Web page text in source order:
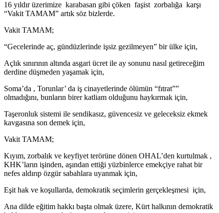
16 yıldır üzerimize karabasan gibi çöken faşist zorbalığa karşı
“Vakit TAMAM” artık söz bizlerde.
Vakit TAMAM;
“Gecelerinde aç, gündüzlerinde işsiz gezilmeyen” bir ülke için,
Açlık sınırının altında asgari ücret ile ay sonunu nasıl getireceğim
derdine düşmeden yaşamak için,
Soma’da , Torunlar’ da iş cinayetlerinde ölümün “fıtrat””
olmadığını, bunların birer katliam olduğunu haykırmak için,
Taşeronluk sistemi ile sendikasız, güvencesiz ve geleceksiz ekmek
kavgasına son demek için,
Vakit TAMAM;
Kıyım, zorbalık ve keyfiyet terörüne dönen OHAL’den kurtulmak ,
KHK’ların işinden, aşından ettiği yüzbinlerce emekçiye rahat bir
nefes aldırıp özgür sabahlara uyanmak için,
Eşit hak ve koşullarda, demokratik seçimlerin gerçekleşmesi için,
Ana dilde eğitim hakkı başta olmak üzere, Kürt halkının demokratik